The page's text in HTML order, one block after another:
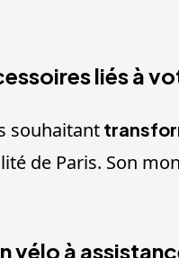
liés à
souhaitant
de Paris. Son
vélo à